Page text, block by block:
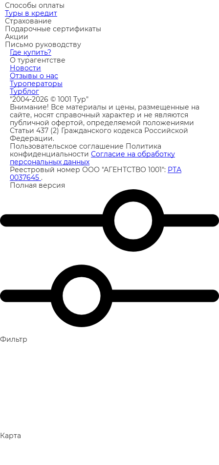
Способы оплаты
Туры в кредит
Страхование
Подарочные сертификаты
Акции
Письмо руководству
Где купить?
О турагентстве
Новости
Отзывы о нас
Туроператоры
Турблог
"2004-2026 © 1001 Тур"
Внимание! Все материалы и цены, размещенные на
сайте, носят справочный характер и не являются
публичной офертой, определяемой положениями
Статьи 437 (2) Гражданского кодекса Российской
Федерации.
Пользовательское соглашение Политика
конфиденциальности Согласие на обработку
персональных данных
Реестровый номер ООО "АГЕНТСТВО 1001": РТА
0037645 .
Полная версия
Фильтр
Карта